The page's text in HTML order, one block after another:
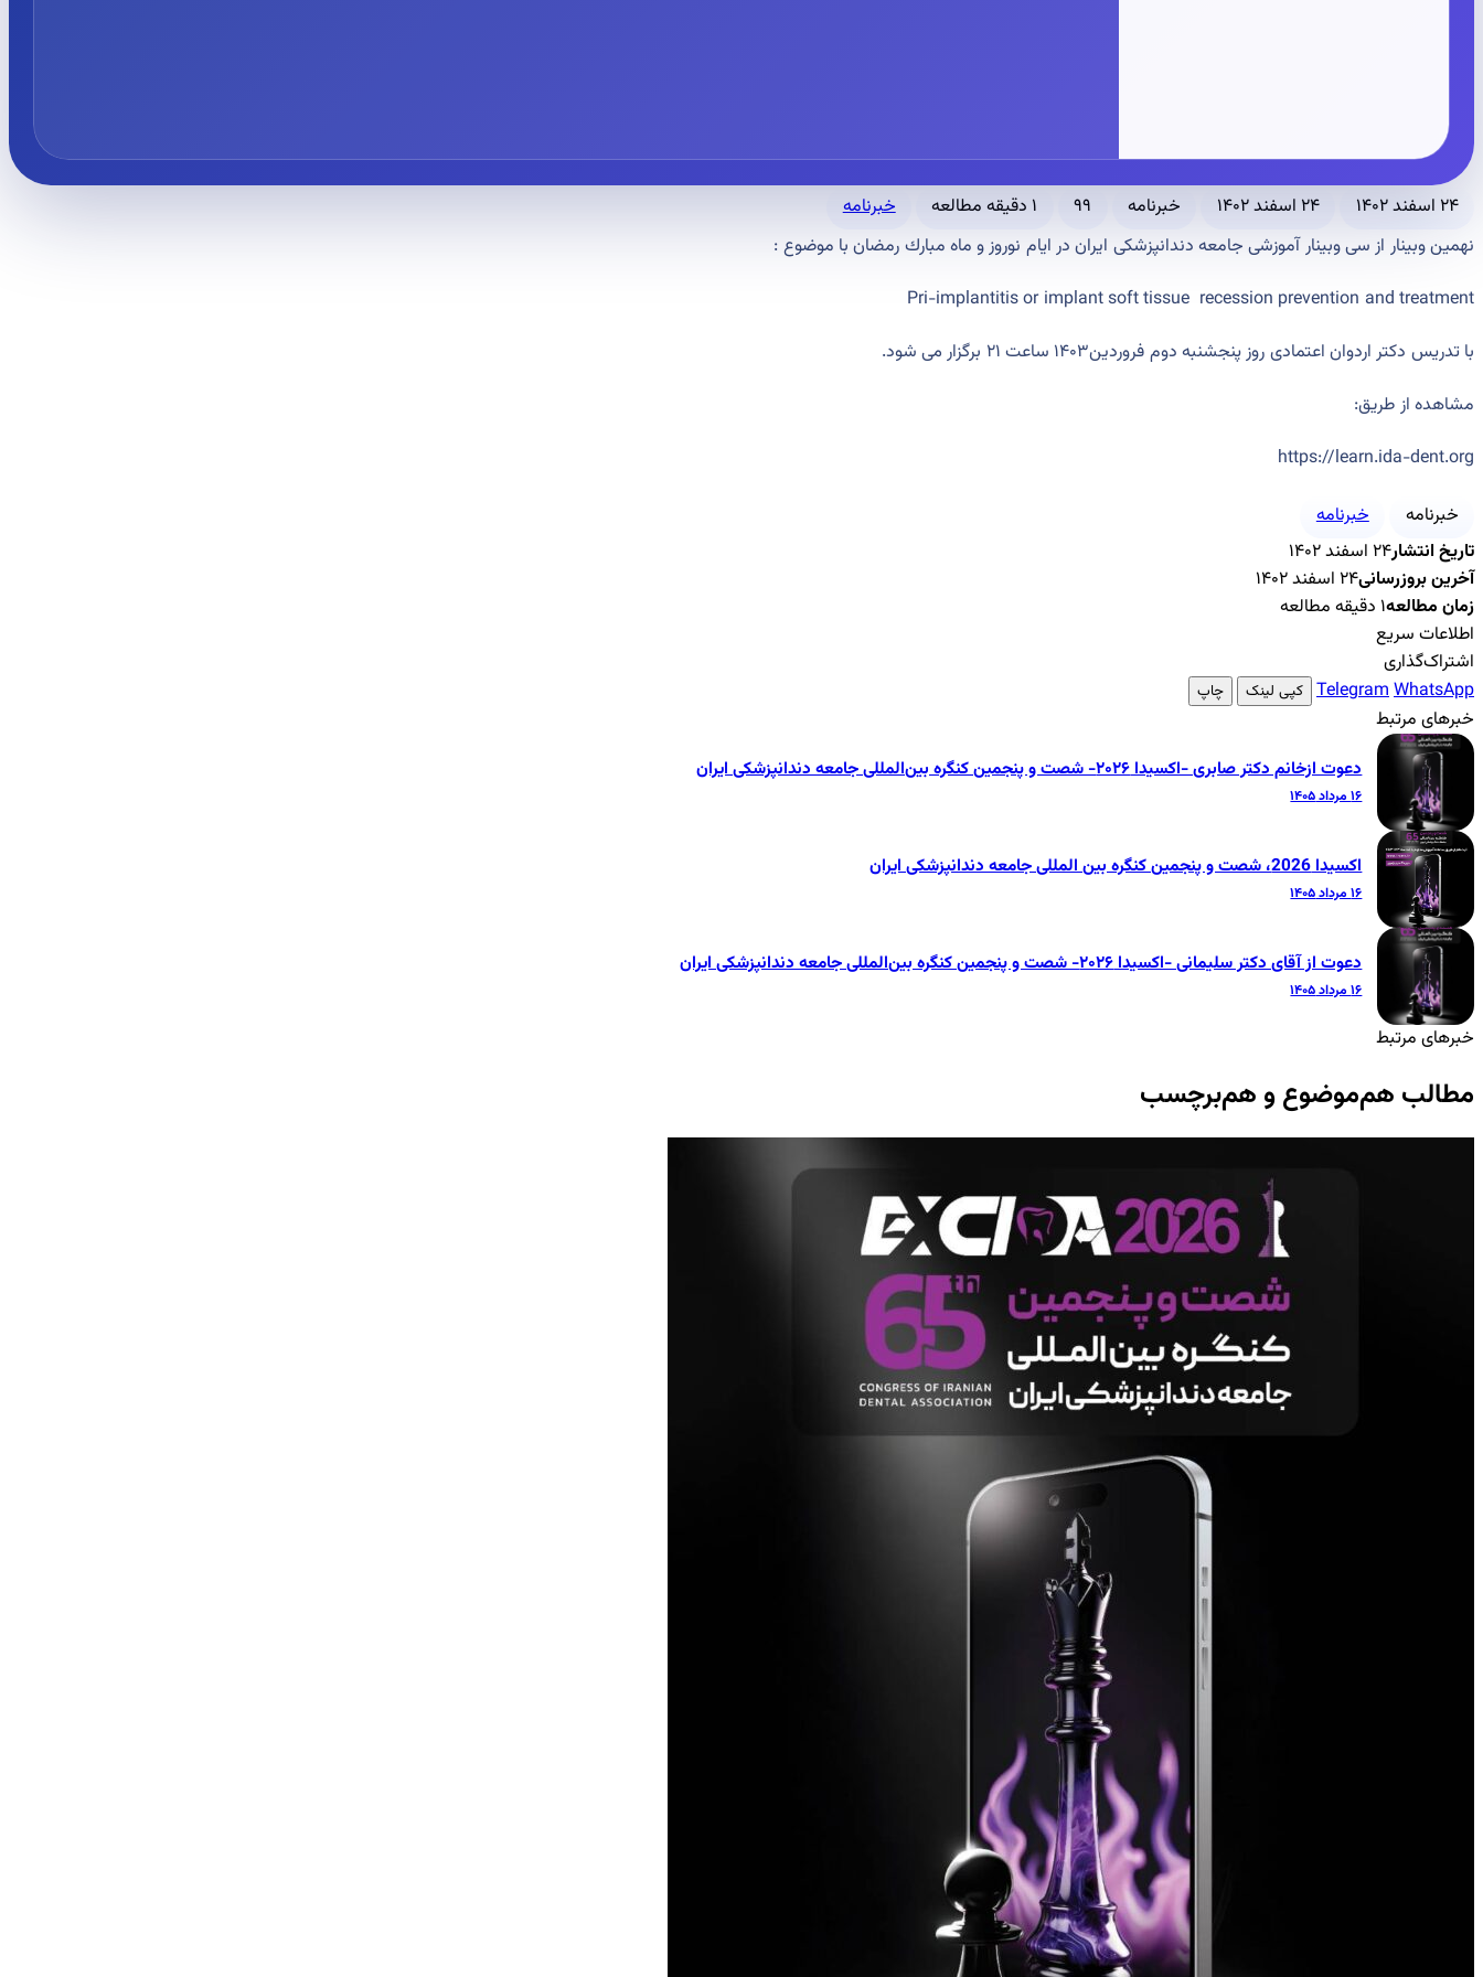
۲۴ اسفند ۱۴۰۲ ۲۴ اسفند ۱۴۰۲ خبرنامه ۹۹ ۱ دقیقه مطالعه
خبرنامه
نهمین وبینار از سی وبينار آموزشی جامعه دندانپزشکی ایران در ايام نوروز و ماه مبارك رمضان با موضوع :
Pri-implantitis or implant soft tissue recession prevention and treatment
با تدریس دکتر اردوان اعتمادی روزپنجشنبه دوم فروردین۱۴۰۳
ساعت ٢١ برگزار می شود.
مشاهده از طريق:
https://learn.ida-dent.org
خبرنامه
خبرنامه
تاریخ انتشار۲۴ اسفند ۱۴۰۲
آخرین بروزرسانی۲۴ اسفند ۱۴۰۲
زمان مطالعه۱ دقیقه مطالعه
اطلاعات سریع
اشتراک‌گذاری
TelegramWhatsApp کپی لینک چاپ
خبرهای مرتبط
دعوت ازخانم دکتر صابری -اکسیدا ۲۰۲۶- شصت و پنجمین کنگره بین‌المللی جامعه دندانپزشکی ایران
۱۶ مرداد ۱۴۰۵
اکسیدا 2026، شصت و پنجمین کنگره بین المللی جامعه دندانپزشکی ایران
۱۶ مرداد ۱۴۰۵
دعوت از آقای دکتر سلیمانی -اکسیدا ۲۰۲۶- شصت و پنجمین کنگره بین‌المللی جامعه دندانپزشکی ایران
۱۶ مرداد ۱۴۰۵
خبرهای مرتبط
مطالب هم‌موضوع و هم‌برچسب